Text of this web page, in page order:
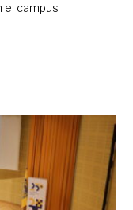
el campus